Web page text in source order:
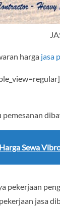
harga jasa
pemesanan
Harga Sewa
pekerjaan
jasa